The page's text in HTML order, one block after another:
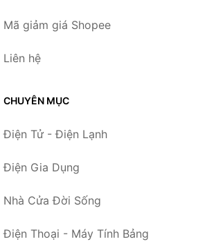
Mã giảm giá Shopee
Liên hệ
CHUYÊN MỤC
Điện Tử - Điện Lạnh
Điện Gia Dụng
Nhà Cửa Đời Sống
Điện Thoại - Máy Tính Bảng